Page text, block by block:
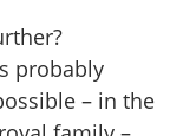
probably
– in the